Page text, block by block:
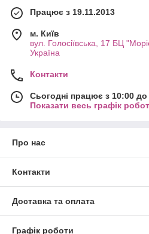
Працює з 19.11.2013
м. Київ
вул. Голосіївська, 17 БЦ
Україна
Контакти
Сьогодні працює з 10:00 до
Показати весь графік
Про нас
Контакти
Доставка та оплата
Графік роботи